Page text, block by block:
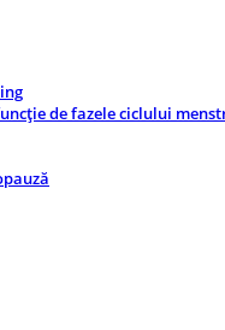
de fazele ciclului